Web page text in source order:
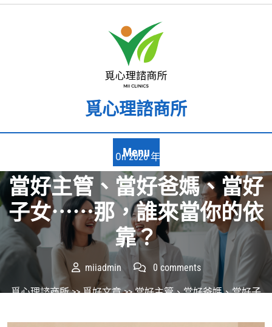
Skip
覓心理諮商所
Menu
Posted On 2026 年 3 月 7 日
當好主管、當好爸媽、當好
子女⋯⋯那，誰來當你的依
靠？
miiadmin 0 comments
覓心理諮商所>>覓好文章>> 當好主管、當好爸媽、當好子